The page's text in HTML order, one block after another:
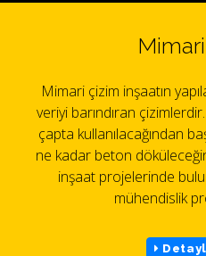
Mimari çizim inşaatın
veriyi barındıran
çapta kullanılacağından
ne kadar beton
inşaat projelerinde
mühendislik